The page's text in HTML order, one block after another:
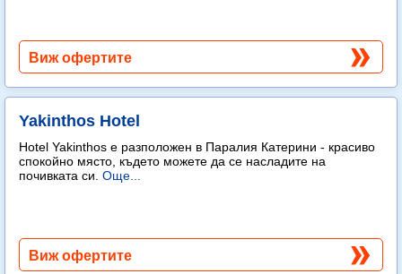
Виж офертите
Yakinthos Hotel
Hotel Yakinthos e разположен в Паралия Катерини - красиво
спокойно място, където можете да се насладите на
почивката си. Още...
Виж офертите